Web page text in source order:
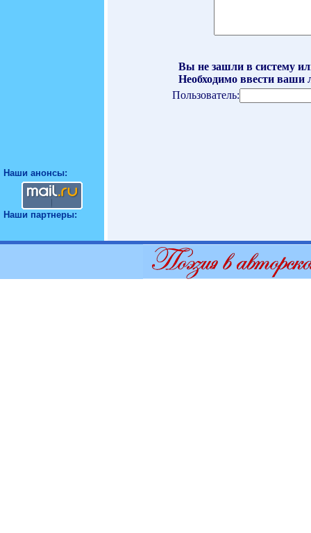
Наши анонсы:
Наши партнеры:
Вы не зашли в систему
Необходимо ввести ваши
Пользователь: